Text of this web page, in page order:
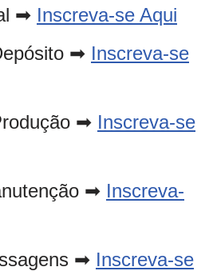
➡ Inscreva-se Aqui
➡ Inscreva-se
➡ Inscreva-se
➡ Inscreva-
➡ Inscreva-se